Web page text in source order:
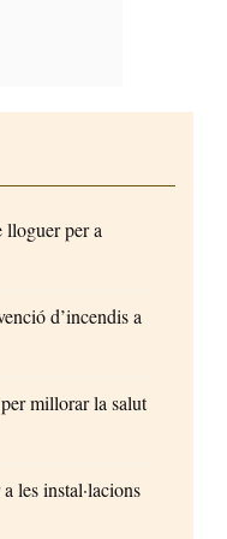
lloguer per a
d’incendis a
millorar la salut
les instal·lacions